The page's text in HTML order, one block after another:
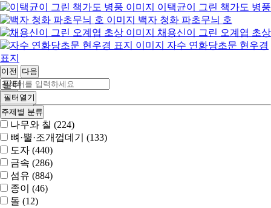
이택균이 그린 책가도 병풍
백자 청화 파초무늬 호
채용신이 그린 오계엽 초상
자수 연화당초문 현우경
표지
이전 다음
검색
상세검색
필터
필터열기
주제별 분류
나무와 칠 (224)
뼈·뿔·조개껍데기 (133)
도자 (440)
금속 (286)
섬유 (884)
종이 (46)
돌 (12)